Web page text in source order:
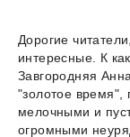
Дорогие
интересные. К
Завгородняя
"золотое время",
мелочными и
огромными